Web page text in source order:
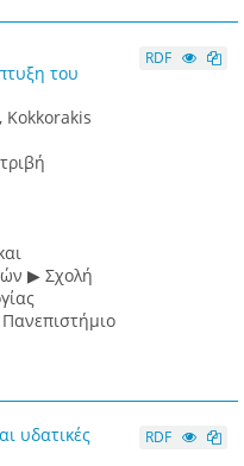
του
Kokkorakis
▶ Σχολή
RDF
υδατικές RDF